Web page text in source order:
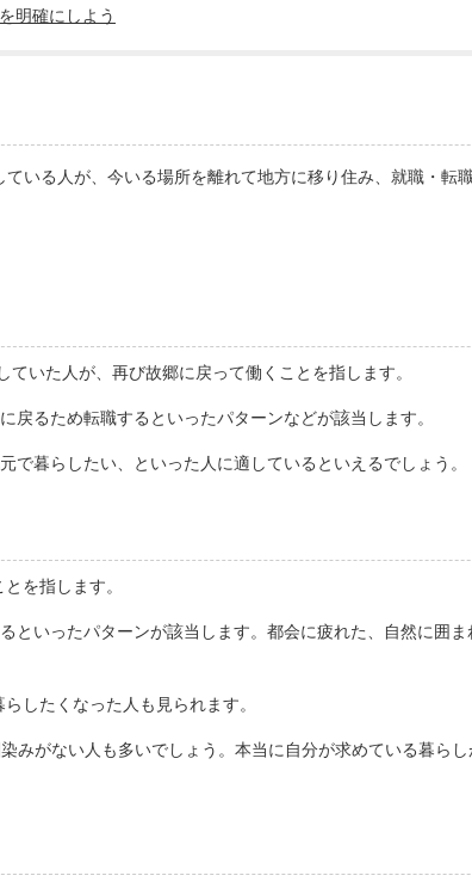
明確にしよう
いる人が、今いる場所を離れて地方に移り住み、就職・転
いた人が、再び故郷に戻って働くことを指します。
るため転職するといったパターンなどが該当します。
暮らしたい、といった人に適しているといえるでしょう。
を指します。
といったパターンが該当します。都会に疲れた、自然に囲
したくなった人も見られます。
みがない人も多いでしょう。本当に自分が求めている暮ら